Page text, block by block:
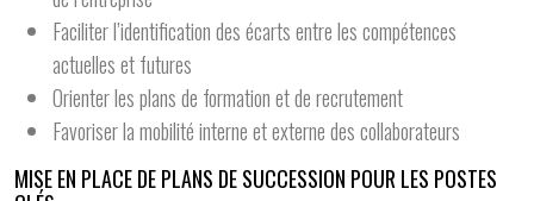
Faciliter l’identification des écarts entre les compétences
actuelles et futures
Orienter les plans de formation et de recrutement
Favoriser la mobilité interne et externe des collaborateurs
MISE EN PLACE DE PLANS DE SUCCESSION POUR LES POSTES